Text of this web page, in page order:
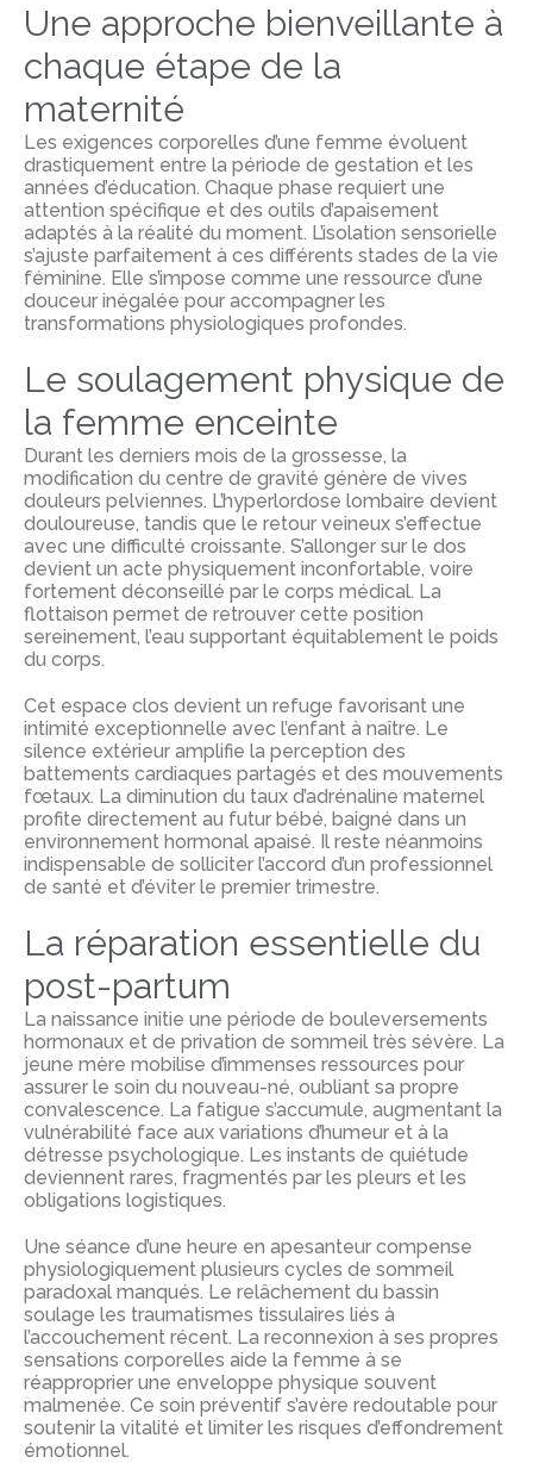
Une approche bienveillante à
chaque étape de la
maternité
Les exigences corporelles d’une femme évoluent
drastiquement entre la période de gestation et les
années d’éducation. Chaque phase requiert une
attention spécifique et des outils d’apaisement
adaptés à la réalité du moment. L’isolation sensorielle
s’ajuste parfaitement à ces différents stades de la vie
féminine. Elle s’impose comme une ressource d’une
douceur inégalée pour accompagner les
transformations physiologiques profondes.
Le soulagement physique de
la femme enceinte
Durant les derniers mois de la grossesse, la
modification du centre de gravité génère de vives
douleurs pelviennes. L’hyperlordose lombaire devient
douloureuse, tandis que le retour veineux s’effectue
avec une difficulté croissante. S’allonger sur le dos
devient un acte physiquement inconfortable, voire
fortement déconseillé par le corps médical. La
flottaison permet de retrouver cette position
sereinement, l’eau supportant équitablement le poids
du corps.
Cet espace clos devient un refuge favorisant une
intimité exceptionnelle avec l’enfant à naître. Le
silence extérieur amplifie la perception des
battements cardiaques partagés et des mouvements
fœtaux. La diminution du taux d’adrénaline maternel
profite directement au futur bébé, baigné dans un
environnement hormonal apaisé. Il reste néanmoins
indispensable de solliciter l’accord d’un professionnel
de santé et d’éviter le premier trimestre.
La réparation essentielle du
post-partum
La naissance initie une période de bouleversements
hormonaux et de privation de sommeil très sévère. La
jeune mère mobilise d’immenses ressources pour
assurer le soin du nouveau-né, oubliant sa propre
convalescence. La fatigue s’accumule, augmentant la
vulnérabilité face aux variations d’humeur et à la
détresse psychologique. Les instants de quiétude
deviennent rares, fragmentés par les pleurs et les
obligations logistiques.
Une séance d’une heure en apesanteur compense
physiologiquement plusieurs cycles de sommeil
paradoxal manqués. Le relâchement du bassin
soulage les traumatismes tissulaires liés à
l’accouchement récent. La reconnexion à ses propres
sensations corporelles aide la femme à se
réapproprier une enveloppe physique souvent
malmenée. Ce soin préventif s’avère redoutable pour
soutenir la vitalité et limiter les risques d’effondrement
émotionnel.